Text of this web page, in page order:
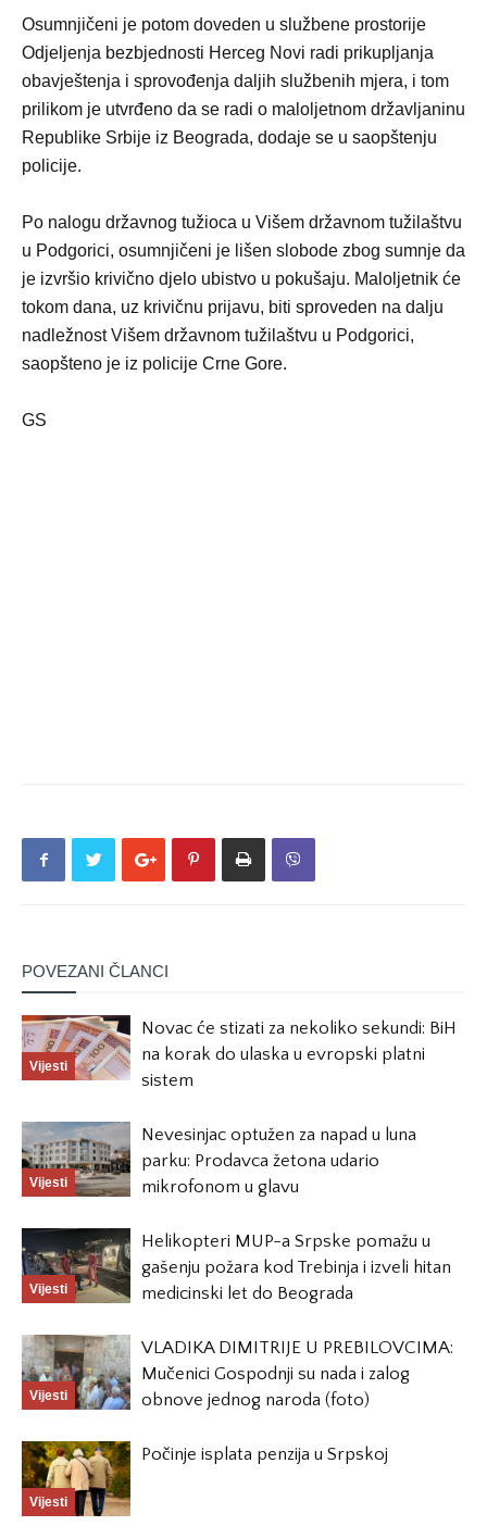
Osumnjičeni je potom doveden u službene prostorije
Odjeljenja bezbjednosti Herceg Novi radi prikupljanja
obavještenja i sprovođenja daljih službenih mjera, i tom
prilikom je utvrđeno da se radi o maloljetnom državljaninu
Republike Srbije iz Beograda, dodaje se u saopštenju
policije.
Po nalogu državnog tužioca u Višem državnom tužilaštvu
u Podgorici, osumnjičeni je lišen slobode zbog sumnje da
je izvršio krivično djelo ubistvo u pokušaju. Maloljetnik će
tokom dana, uz krivičnu prijavu, biti sproveden na dalju
nadležnost Višem državnom tužilaštvu u Podgorici,
saopšteno je iz policije Crne Gore.
GS
POVEZANI ČLANCI
Vijesti
Novac će stizati za nekoliko sekundi: BiH
na korak do ulaska u evropski platni
sistem
Vijesti
Nevesinjac optužen za napad u luna
parku: Prodavca žetona udario
mikrofonom u glavu
Vijesti
Helikopteri MUP-a Srpske pomažu u
gašenju požara kod Trebinja i izveli hitan
medicinski let do Beograda
Vijesti
VLADIKA DIMITRIJE U PREBILOVCIMA:
Mučenici Gospodnji su nada i zalog
obnove jednog naroda (foto)
Vijesti
Počinje isplata penzija u Srpskoj